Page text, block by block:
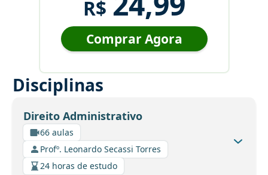
R$
Comprar Agora
Disciplinas
Direito Administrativo
66 aulas
Profº. Leonardo Secassi Torres
24 horas de estudo